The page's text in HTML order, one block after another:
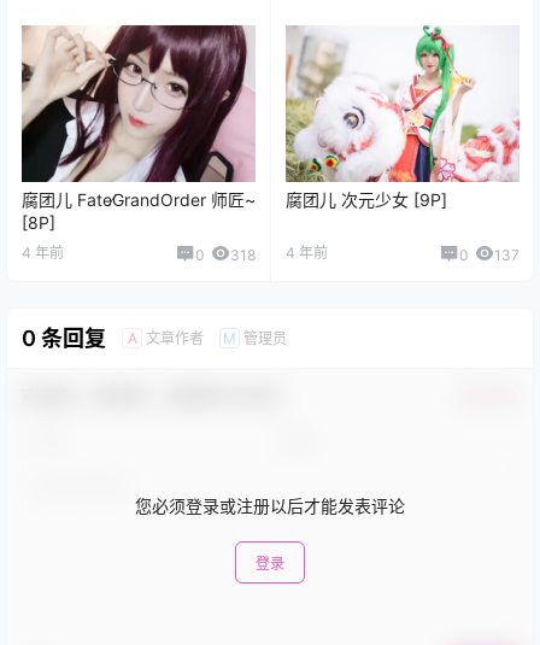
腐团儿 Fate∕GrandOrder 师匠~
[8P]
4 年前 0 318
腐团儿 次元少女 [9P]
4 年前 0 137
0 条回复 A 文章作者 M 管理员
您必须登录或注册以后才能发表评论
登录